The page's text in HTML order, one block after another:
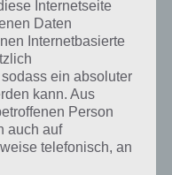
gedacht,
in Simpsons
Internetseite
Daten
Internetbasierte
ein absoluter
kann. Aus
Person
auch auf
telefonisch, an